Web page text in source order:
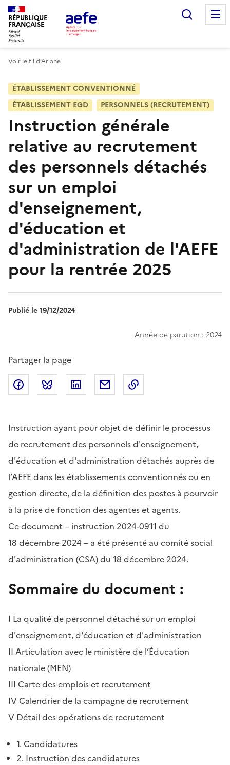
Aller
au
contenu
principal
RÉPUBLIQUE
FRANÇAISE
Voir le fil d’Ariane
ÉTABLISSEMENT CONVENTIONNÉ
ÉTABLISSEMENT EGD
PERSONNELS (RECRUTEMENT)
Instruction générale
relative au recrutement
des personnels détachés
sur un emploi
d'enseignement,
d'éducation et
d'administration de l'AEFE
pour la rentrée 2025
Publié le 19/12/2024
Année de parution : 2024
Partager la page
Partager sur Facebook
Partager sur Bluesky
Partager sur LinkedIn
Partager par email
Instruction ayant pour objet de définir le processus
de recrutement des personnels d'enseignement,
d'éducation et d'administration détachés auprès de
l’AEFE dans les établissements conventionnés ou en
gestion directe, de la définition des postes à pourvoir
à la prise de fonction des agentes et agents.
Ce document – instruction 2024-0911 du
18 décembre 2024 – a été présenté au comité social
d'administration (CSA) du 18 décembre 2024.
Sommaire du document :
I La qualité de personnel détaché sur un emploi
d'enseignement, d'éducation et d'administration
II Articulation avec le ministère de l’Éducation
nationale (MEN)
III Carte des emplois et recrutement
IV Calendrier de la campagne de recrutement
V Détail des opérations de recrutement
1. Candidatures
2. Instruction des candidatures